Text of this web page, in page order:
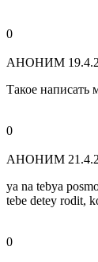
0
АНОНИМ
Такое написать
0
АНОНИМ
ya na tebya
tebe detey rodit,
0